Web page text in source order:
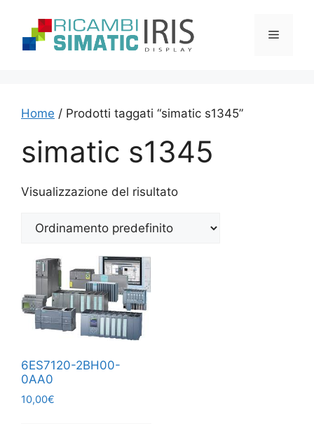
contenuto
Menu
Home / Prodotti taggati “simatic s1345”
simatic s1345
Visualizzazione del risultato
6ES7120-2BH00-
0AA0
10,00€